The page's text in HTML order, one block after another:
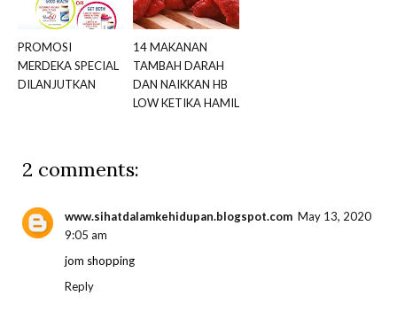
PROMOSI
MERDEKA SPECIAL
DILANJUTKAN
14 MAKANAN
TAMBAH DARAH
DAN NAIKKAN HB
LOW KETIKA HAMIL
2 comments:
www.sihatdalamkehidupan.blogspot.com May 13, 2020
9:05 am
jom shopping
Reply